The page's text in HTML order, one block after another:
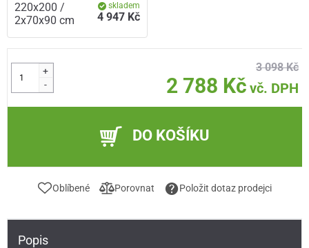
220x200 /
2x70x90 cm
skladem
4 947 Kč
+
-
3 098 Kč
2 788 Kč vč. DPH
DO KOŠÍKU
Oblíbené Porovnat Položit dotaz prodejci
Popis